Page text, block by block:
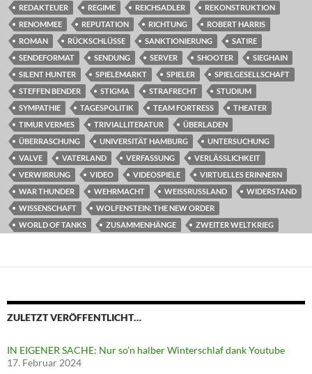
REDAKTEUER
REGIME REICHSADLER
REKONSTRUKTION
RENOMMEE
REPUTATION RICHTUNG
ROBERT HARRIS
ROMAN
RÜCKSCHLÜSSE SANKTIONIERUNG
SATIRE
SENDEFORMAT
SENDUNG SERVER SHOOTER
SIEGHAIN
SILENT HUNTER
SPIELEMARKT SPIELER
SPIELGESELLSCHAFT
STEFFEN BENDER
STIGMA STRAFRECHT
STUDIUM
SYMPATHIE
TAGESPOLITIK TEAM FORTRESS
THEATER
TIMUR VERMES
TRIVIALLITERATUR
ÜBERLADEN
ÜBERRASCHUNG
UNIVERSITÄT HAMBURG
UNTERSUCHUNG
VALVE
VATERLAND VERFASSUNG
VERLÄSSLICHKEIT
VERWIRRUNG
VIDEO VIDEOSPIELE
VIRTUELLES ERINNERN
WAR THUNDER
WEHRMACHT WEISSRUSSLAND
WIDERSTAND
WISSENSCHAFT
WOLFENSTEIN: THE NEW ORDER
WORLD OF TANKS
ZUSAMMENHÄNGE ZWEITER WELTKRIEG
ZULETZT VERÖFFENTLICHT…
IN EIGENER SACHE: Nur so’n halber Winterschlaf dank Youtube
17. Februar 2024